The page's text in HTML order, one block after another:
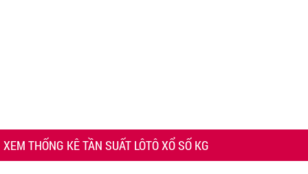
XEM THỐNG KÊ TẦN SUẤT LÔTÔ XỔ SỐ KG